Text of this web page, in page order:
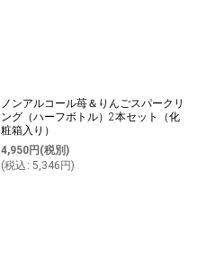
ノンアルコール苺＆りんごスパークリ
ング（ハーフボトル）2本セット（化
粧箱入り）
4,950円 (税別)
(税込 : 5,346 円)